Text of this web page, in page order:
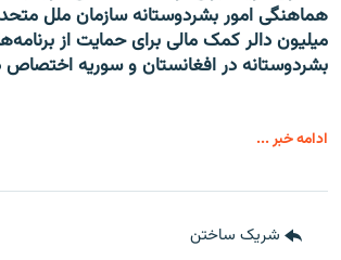
میلیون دالر کمک مالی برای حمایت از
بشردوستانه در افغانستان و سوریه اختصاص
ادامه خبر ...
شریک ساختن